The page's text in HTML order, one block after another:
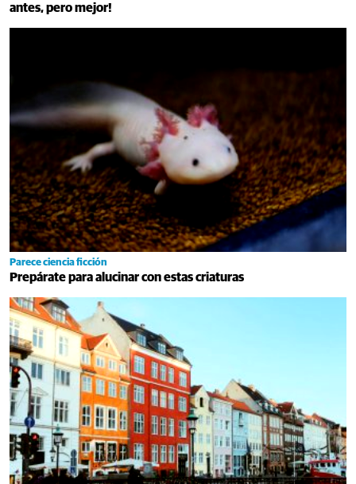
antes, pero mejor!
Parece ciencia ficción
Prepárate para alucinar con estas criaturas